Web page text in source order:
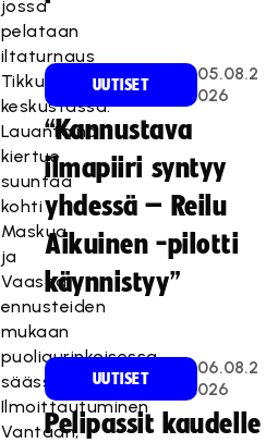
jossa
pelataan
iltaturnaus
Tikkurilan
keskustassa.
Lauantaina
kiertue
suuntaa
kohti
Maskua
ja
Vaasaa,
ennusteiden
mukaan
puoliaurinkoisessa
säässä.
Ilmoittautuminen
Vantaan,
UUTISET
05.08.2
026
“Kannustava
ilmapiiri syntyy
yhdessä – Reilu
Aikuinen -pilotti
käynnistyy”
UUTISET
06.08.2
026
Pelipassit kaudelle